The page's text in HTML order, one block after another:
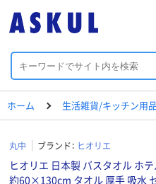
ホーム 生活雑貨/キッチン用品
丸中 ブランド： ヒオリエ
ヒオリエ 日本製 バスタオル ホ
約60×130cm タオル 厚手 吸水